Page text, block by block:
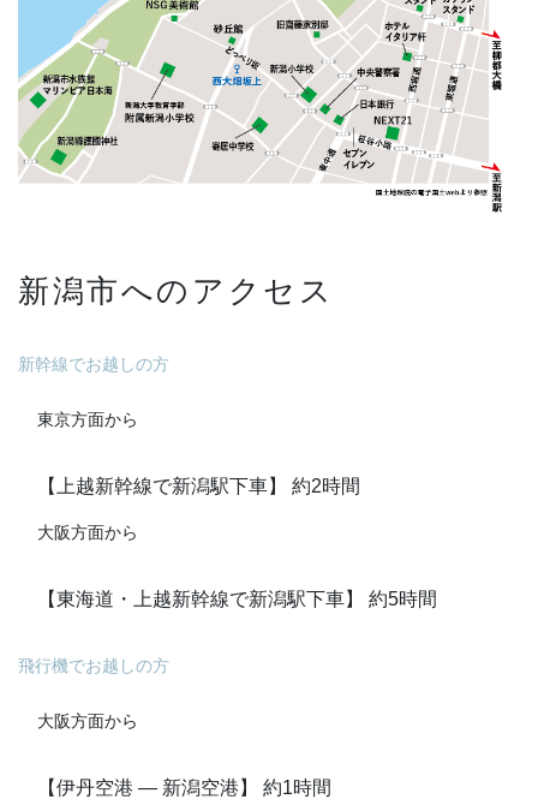
新潟市へのアクセス
新幹線でお越しの方
東京方面から
【上越新幹線で新潟駅下車】 約2時間
大阪方面から
【東海道・上越新幹線で新潟駅下車】 約5時間
飛行機でお越しの方
大阪方面から
【伊丹空港 ― 新潟空港】 約1時間